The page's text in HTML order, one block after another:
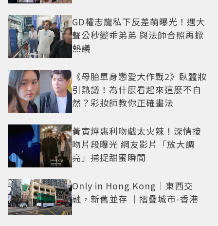
GD權志龍私下反差萌曝光！遇大
聲公秒變乖弟弟 與法師合照再掀
熱議
《母胎單身戀愛大作戰2》臥蠶妝
引熱議！為什麼看起來這麼不自
然？彩妝師教你正確畫法
黃寅燁惠利吻戲太火辣！深情接
吻片段曝光 網友影片「放大調
亮」捕捉甜蜜瞬間
Only in Hong Kong｜東西交
融，新舊並存 ｜摺疊城市-香港